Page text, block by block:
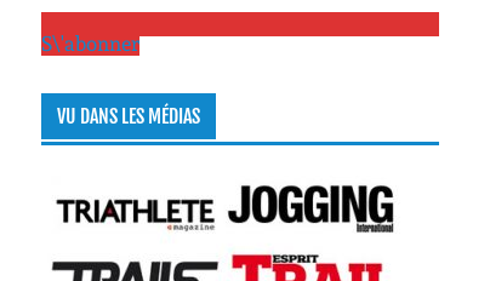
S\'abonner
VU DANS LES MÉDIAS